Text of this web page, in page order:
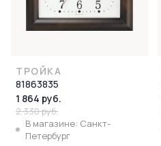
ТРОЙКА
81863835
1 864 руб.
2 330 руб.
В магазине: Санкт-
Петербург